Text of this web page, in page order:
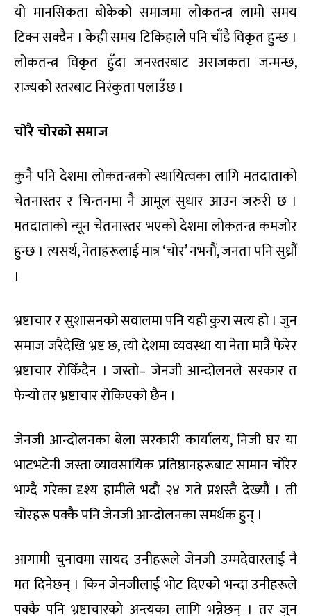
यो मानसिकता बोकेको समाजमा लोकतन्त्र लामो समय
टिक्न सक्दैन । केही समय टिकिहाले पनि चाँडै विकृत हुन्छ ।
लोकतन्त्र विकृत हुँदा जनस्तरबाट अराजकता जन्मन्छ,
राज्यको स्तरबाट निरंकुता पलाउँछ ।
चोरै चोरको समाज
कुनै पनि देशमा लोकतन्त्रको स्थायित्वका लागि मतदाताको
चेतनास्तर र चिन्तनमा नै आमूल सुधार आउन जरुरी छ ।
मतदाताको न्यून चेतनास्तर भएको देशमा लोकतन्त्र कमजोर
हुन्छ । त्यसर्थ, नेताहरूलाई मात्र ‘चोर’ नभनौं, जनता पनि सुध्रौं
।
भ्रष्टाचार र सुशासनको सवालमा पनि यही कुरा सत्य हो । जुन
समाज जरैदेखि भ्रष्ट छ, त्यो देशमा व्यवस्था या नेता मात्रै फेरेर
भ्रष्टाचार रोकिँदैन । जस्तो– जेनजी आन्दोलनले सरकार त
फेर्‍यो तर भ्रष्टाचार रोकिएको छैन ।
जेनजी आन्दोलनका बेला सरकारी कार्यालय, निजी घर या
भाटभटेनी जस्ता व्यावसायिक प्रतिष्ठानहरूबाट सामान चोरेर
भाग्दै गरेका दृश्य हामीले भदौ २४ गते प्रशस्तै देख्यौं । ती
चोरहरू पक्कै पनि जेनजी आन्दोलनका समर्थक हुन् ।
आगामी चुनावमा सायद उनीहरूले जेनजी उम्मदेवारलाई नै
मत दिनेछन् । किन जेनजीलाई भोट दिएको भन्दा उनीहरूले
पक्कै पनि भ्रष्टाचारको अन्त्यका लागि भन्नेछन् । तर जुन